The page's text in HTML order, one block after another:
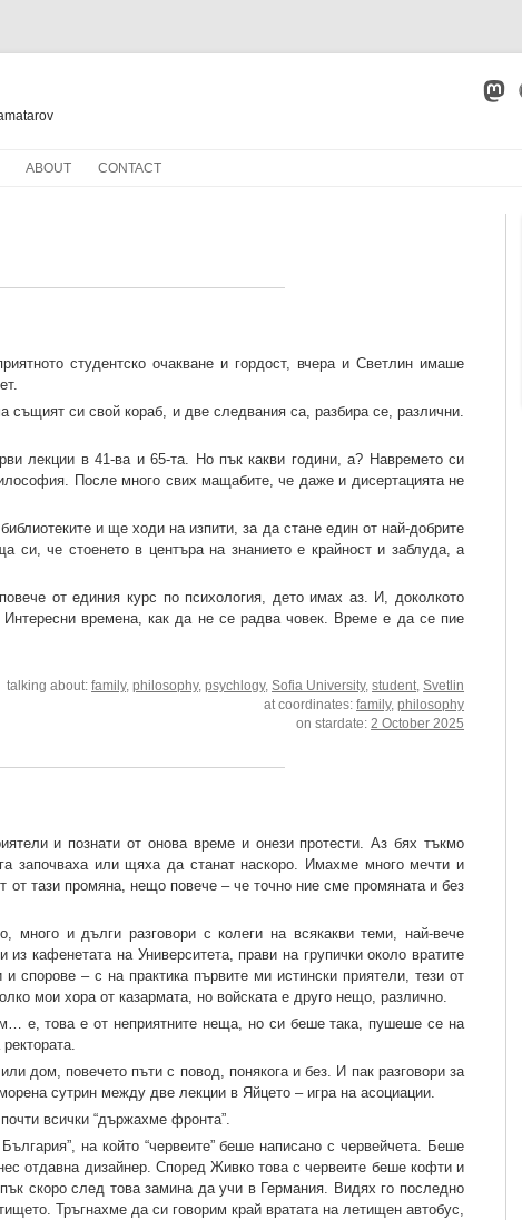
ABOUT CONTACT
студентско очакване и гордост, вчера и Светлин имаше
същият си свой кораб, и две следвания са, разбира се, различни.
лекции в 41-ва и 65-та. Но пък какви години, а? Навремето си
После много свих мащабите, че даже и дисертацията не
и ще ходи на изпити, за да стане един от най-добрите
си, че стоенето в центъра на знанието е крайност и заблуда, а
от единия курс по психология, дето имах аз. И, доколкото
времена, как да не се радва човек. Време е да се пие
talking about:family,philosophy,psychlogy,Sofia University,student ,Svetlin
at coordinates:family,philosophy
on stardate: 2 October 2025
и познати от онова време и онези протести. Аз бях тъкмо
започваха или щяха да станат наскоро. Имахме много мечти и
тази промяна, нещо повече – че точно ние сме промяната и без
и дълги разговори с колеги на всякакви теми, най-вече
кафенетата на Университета, прави на групички около вратите
спорове – с на практика първите ми истински приятели, тези от
мои хора от казармата, но войската е друго нещо, различно.
е, това е от неприятните неща, но си беше така, пушеше се на
дом, повечето пъти с повод, понякога и без. И пак разговори за
сутрин между две лекции в Яйцето – игра на асоциации.
всички “държахме фронта”.
на който “червеите” беше написано с червейчета. Беше
отдавна дизайнер. Според Живко това с червеите беше кофти и
скоро след това замина да учи в Германия. Видях го последно
Тръгнахме да си говорим край вратата на летищен автобус,